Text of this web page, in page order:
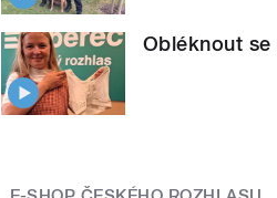
Obléknout